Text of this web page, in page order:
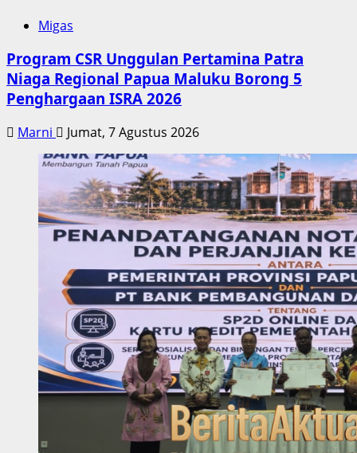
Migas
Program CSR Unggulan Pertamina Patra
Niaga Regional Papua Maluku Borong 5
Penghargaan ISRA 2026
Marni Jumat, 7 Agustus 2026